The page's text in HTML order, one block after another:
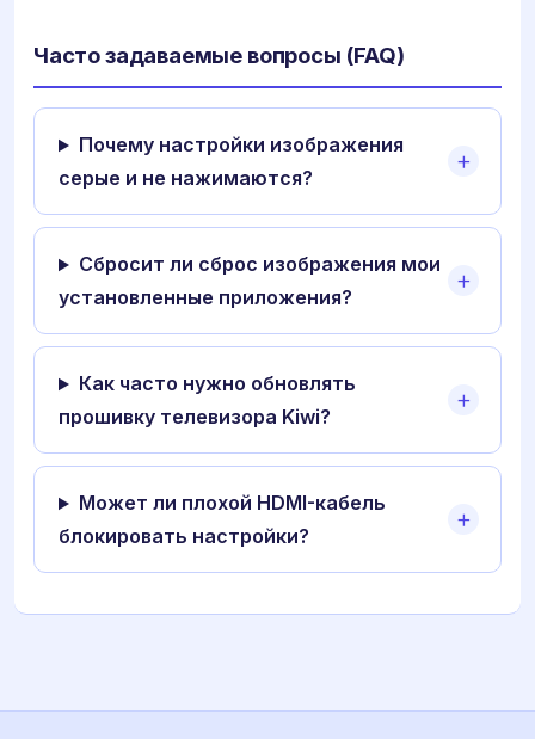
Часто задаваемые вопросы (FAQ)
Почему настройки изображения
серые и не нажимаются?
Сбросит ли сброс изображения мои
установленные приложения?
Как часто нужно обновлять
прошивку телевизора Kiwi?
Может ли плохой HDMI-кабель
блокировать настройки?